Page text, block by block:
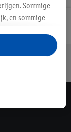
Sommige
en sommige
en
Lidl-diensten.
ook voor de